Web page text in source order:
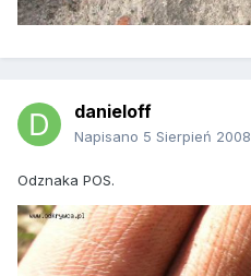
danieloff
Napisano 5 Sierpień 2008
Odznaka POS.